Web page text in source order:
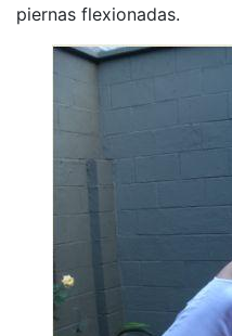
piernas flexionadas.